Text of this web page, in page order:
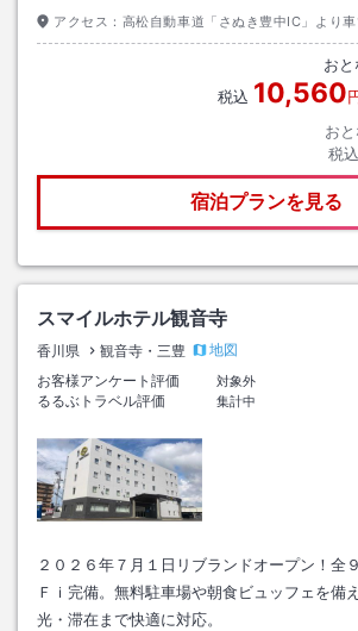
アクセス： 高松自動車道「さぬき豊中IC」より
おと
税込 10,560
お
税込
宿泊プランを見る
スマイルホテル観音寺
香川県 観音寺・三豊
地図
お客様アンケート評価
対象外
るるぶトラベル評価 集計中
２０２６年７月１日リブランドオープン！全
Ｆｉ完備。無料駐車場や朝食ビュッフェを備
光・滞在まで快適に対応。